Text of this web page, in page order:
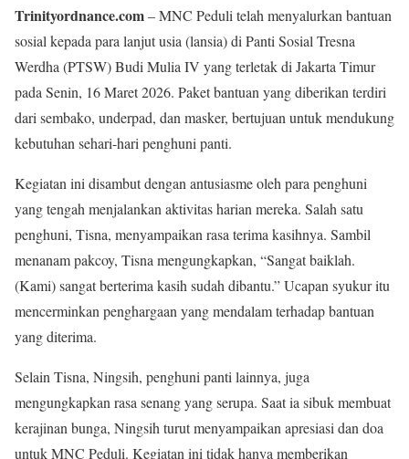
Trinityordnance.com– MNC Peduli telah menyalurkan bantuan
sosial kepada para lanjut usia (lansia) di Panti Sosial Tresna
Werdha (PTSW) Budi Mulia IV yang terletak di Jakarta Timur
pada Senin, 16 Maret 2026. Paket bantuan yang diberikan terdiri
dari sembako, underpad, dan masker, bertujuan untuk mendukung
kebutuhan sehari-hari penghuni panti.
Kegiatan ini disambut dengan antusiasme oleh para penghuni
yang tengah menjalankan aktivitas harian mereka. Salah satu
penghuni, Tisna, menyampaikan rasa terima kasihnya. Sambil
menanam pakcoy, Tisna mengungkapkan, “Sangat baiklah.
(Kami) sangat berterima kasih sudah dibantu.” Ucapan syukur itu
mencerminkan penghargaan yang mendalam terhadap bantuan
yang diterima.
Selain Tisna, Ningsih, penghuni panti lainnya, juga
mengungkapkan rasa senang yang serupa. Saat ia sibuk membuat
kerajinan bunga, Ningsih turut menyampaikan apresiasi dan doa
untuk MNC Peduli. Kegiatan ini tidak hanya memberikan